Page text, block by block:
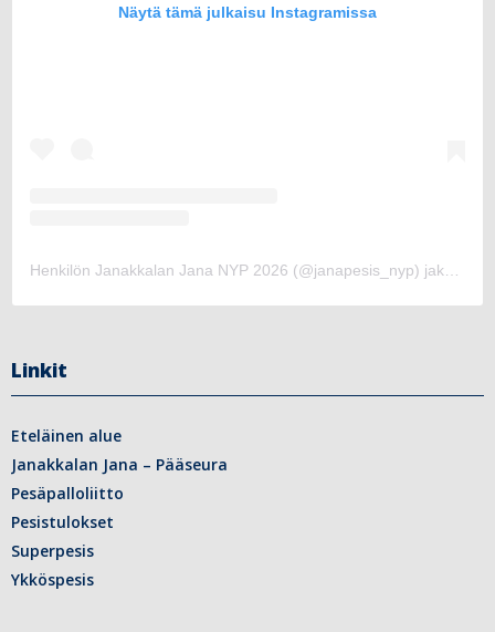
Näytä tämä julkaisu Instagramissa
Linkit
Eteläinen alue
Janakkalan Jana – Pääseura
Pesäpalloliitto
Pesistulokset
Superpesis
Ykköspesis